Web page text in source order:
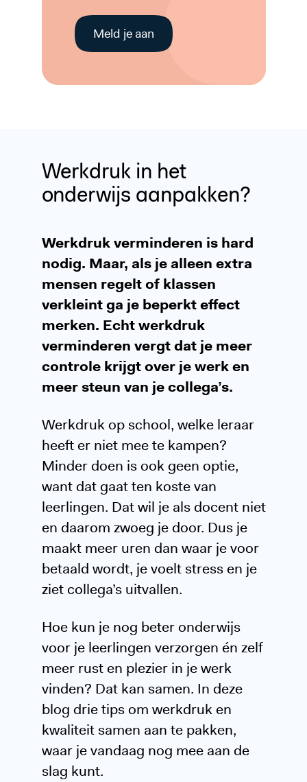
Meld je aan
Werkdruk in het
onderwijs aanpakken?
Werkdruk verminderen is hard
nodig. Maar, als je alleen extra
mensen regelt of klassen
verkleint ga je beperkt effect
merken. Echt werkdruk
verminderen vergt dat je meer
controle krijgt over je werk en
meer steun van je collega’s.
Werkdruk op school, welke leraar
heeft er niet mee te kampen?
Minder doen is ook geen optie,
want dat gaat ten koste van
leerlingen. Dat wil je als docent niet
en daarom zwoeg je door. Dus je
maakt meer uren dan waar je voor
betaald wordt, je voelt stress en je
ziet collega’s uitvallen.
Hoe kun je nog beter onderwijs
voor je leerlingen verzorgen én zelf
meer rust en plezier in je werk
vinden? Dat kan samen. In deze
blog drie tips om werkdruk en
kwaliteit samen aan te pakken,
waar je vandaag nog mee aan de
slag kunt.